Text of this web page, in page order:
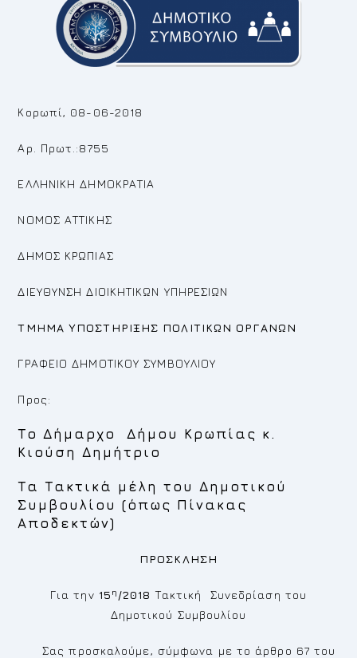
Κορωπί, 08-06-2018
Αρ. Πρωτ.:8755
ΕΛΛΗΝΙΚΗ ΔΗΜΟΚΡΑΤΙΑ
ΝΟΜΟΣ ΑΤΤΙΚΗΣ
ΔΗΜΟΣ ΚΡΩΠΙΑΣ
ΔΙΕΥΘΥΝΣΗ ΔΙΟΙΚΗΤΙΚΩΝ ΥΠΗΡΕΣΙΩΝ
ΤΜΗΜΑ ΥΠΟΣΤΗΡΙΞΗΣ ΠΟΛΙΤΙΚΩΝ ΟΡΓΑΝΩΝ
ΓΡΑΦΕΙΟ ΔΗΜΟΤΙΚΟΥ ΣΥΜΒΟΥΛΙΟΥ
Προς:
Το Δήμαρχο Δήμου Κρωπίας κ.
Κιούση Δημήτριο
Τα Τακτικά μέλη του Δημοτικού
Συμβουλίου (όπως Πίνακας
Αποδεκτών)
ΠΡΟΣΚΛΗΣΗ
Για την 15 η /2018Τακτική Συνεδρίαση του
Δημοτικού Συμβουλίου
Σας προσκαλούμε, σύμφωνα με το άρθρο 67 του